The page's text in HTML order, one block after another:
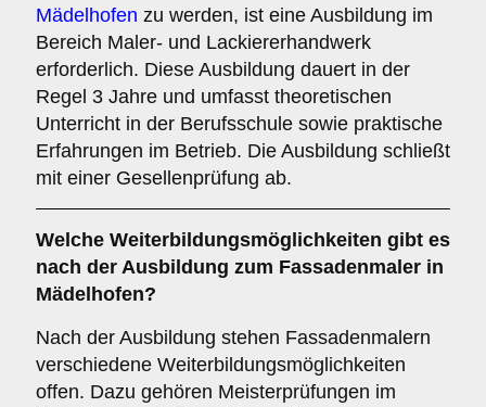
Mädelhofen zu werden, ist eine Ausbildung im
Bereich Maler- und Lackiererhandwerk
erforderlich. Diese Ausbildung dauert in der
Regel 3 Jahre und umfasst theoretischen
Unterricht in der Berufsschule sowie praktische
Erfahrungen im Betrieb. Die Ausbildung schließt
mit einer Gesellenprüfung ab.
Welche Weiterbildungsmöglichkeiten gibt es
nach der Ausbildung zum Fassadenmaler in
Mädelhofen?
Nach der Ausbildung stehen Fassadenmalern
verschiedene Weiterbildungsmöglichkeiten
offen. Dazu gehören Meisterprüfungen im